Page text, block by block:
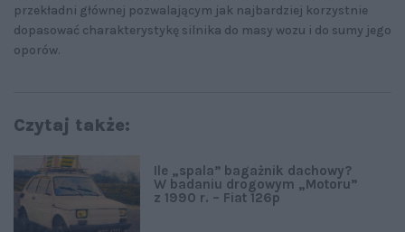
przekładni głównej pozwalającym jak najbardziej korzystnie
dopasować charakterystykę silnika do masy wozu i do sumy jego
oporów.
Czytaj także:
Ile „spala” bagażnik dachowy?
W badaniu drogowym „Motoru”
z 1990 r. – Fiat 126p